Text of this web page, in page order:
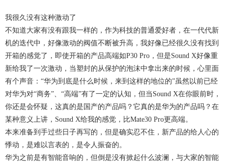
我很久没有这种激动了
不知道大家有没有跟我一样的，作为科技的普通爱好者，在一代代新
机的迭代中，好像激动的阀值不断被升高，我好像已经很久没有找到
开箱的感觉了，即使开箱的产品高端如P30 Pro，但是Sound X好像重
新给我了一次激动，当塑封的从保护的泡沫中拿出来的时候，心里面
有个声音：“华为到底是什么时候，来到这样的地位的”虽然以前已经
对华为对“商务”、“高端”有了一定的认知，但当Sound X在你眼前时，
你还是会怀疑，这真的是国产的产品吗？它真的是华为的产品吗？在
某种意义上讲，Sound X给我的感觉，比Mate30 Pro更高端。
本来准备到手过些日子再写的，但是确实忍不住，新产品的给人心的
悸动，是难以言表的，是令人振奋的。
华为之前是有智能音响的，但倒是没有掀起什么波澜，与大家的智能